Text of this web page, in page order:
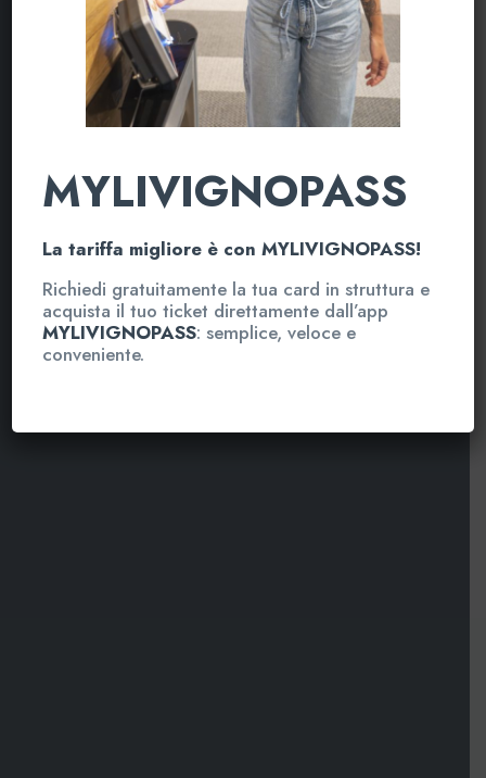
MYLIVIGNOPASS
La tariffa migliore è con MYLIVIGNOPASS!
Richiedi gratuitamente la tua card in struttura e
acquista il tuo ticket direttamente dall’app
MYLIVIGNOPASS: semplice, veloce e
conveniente.